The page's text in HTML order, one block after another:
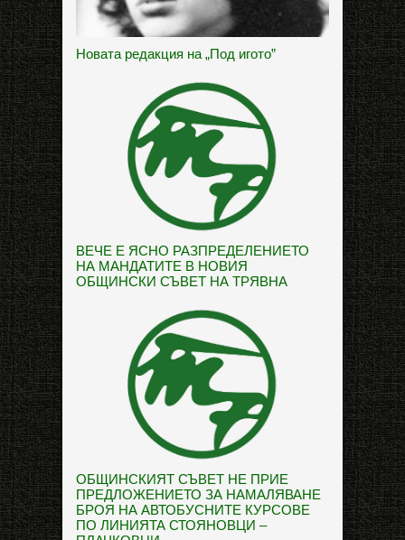
Новата редакция на „Под игото”
ВЕЧЕ Е ЯСНО РАЗПРЕДЕЛЕНИЕТО
НА МАНДАТИТЕ В НОВИЯ
ОБЩИНСКИ СЪВЕТ НА ТРЯВНА
ОБЩИНСКИЯТ СЪВЕТ НЕ ПРИЕ
ПРЕДЛОЖЕНИЕТО ЗА НАМАЛЯВАНЕ
БРОЯ НА АВТОБУСНИТЕ КУРСОВЕ
ПО ЛИНИЯТА СТОЯНОВЦИ –